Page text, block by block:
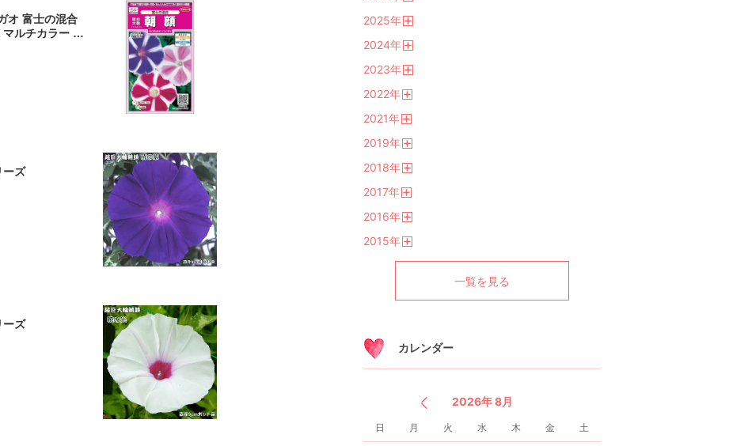
オ 富士の混合
ルチカラー 鉢
てやすい プラ
ーズ
ーズ
2025年
2024年
2023年
2022年
2021年
2019年
2018年
2017年
2016年
2015年
一覧を見る
カレンダー
2026年 8月
日 月 火 水 木 金 土